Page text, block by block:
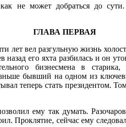
не может добраться до сути.
ГЛАВА ПЕРВАЯ
лет вел разгульную жизнь
его яхта разбилась и он
бизнесмена в
бывший на одном из
теперь стать президентом.
ему так думать.
Проклятие, сейчас ему